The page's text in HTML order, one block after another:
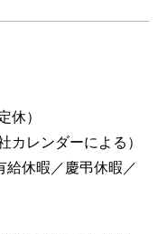
休）
カレンダーによる）
給休暇／慶弔休暇／